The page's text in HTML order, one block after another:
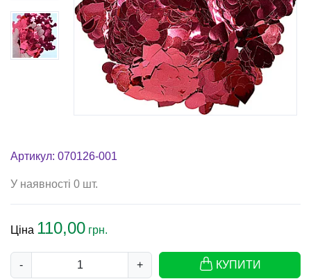
Артикул: 070126-001
У наявності 0 шт.
Ціна 110,00 грн.
- + КУПИТИ